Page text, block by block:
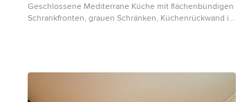
Geschlossene Mediterrane Küche mit flächenbündigen
Schrankfronten, grauen Schränken, Küchenrückwand in